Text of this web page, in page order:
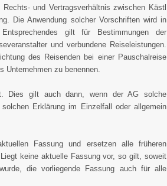
und Vertragsverhältnis zwischen Kästl
Die Anwendung solcher Vorschriften wird in
gilt für Bestimmungen der
und verbundene Reiseleistungen.
des Reisenden bei einer Pauschalreise
Unternehmen zu benennen.
Dies gilt auch dann, wenn der AG solche
Erklärung im Einzelfall oder allgemein
Fassung und ersetzen alle früheren
keine aktuelle Fassung vor, so gilt, soweit
die vorliegende Fassung auch für alle